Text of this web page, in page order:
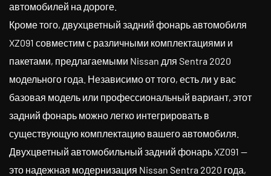
автомобилей на дороге.
Кроме того, двухцветный задний фонарь автомобиля
XZ091 совместим с различными комплектациями и
пакетами, предлагаемыми Nissan для Sentra 2020
модельного года. Независимо от того, есть ли у вас
базовая модель или профессиональный вариант, этот
задний фонарь можно легко интегрировать в
существующую комплектацию вашего автомобиля.
Двухцветный автомобильный задний фонарь XZ091 —
это надежная модернизация Nissan Sentra 2020 года,